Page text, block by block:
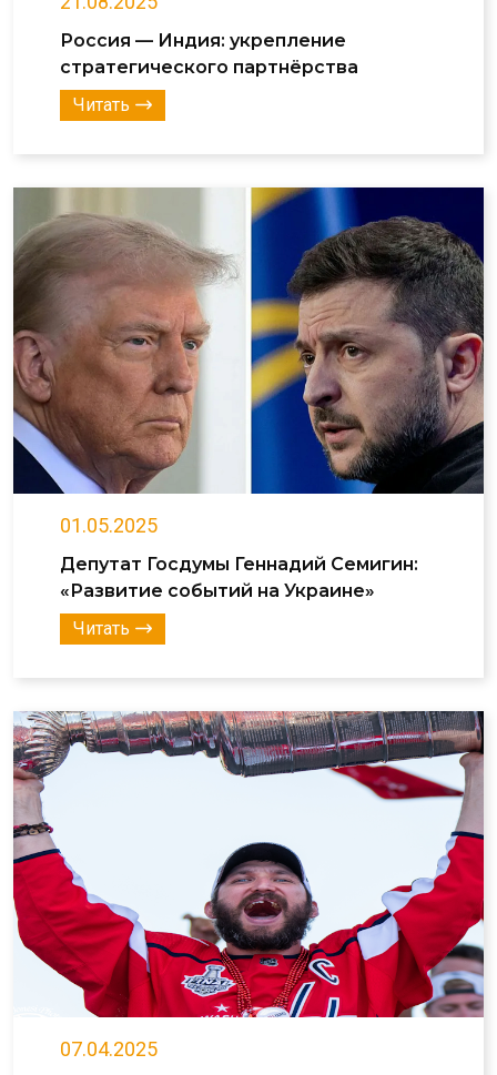
Россия — Индия: укрепление
стратегического партнёрства
Читать
01.05.2025
Депутат Госдумы Геннадий Семигин:
«Развитие событий на Украине»
Читать
07.04.2025